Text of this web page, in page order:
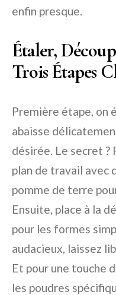
enfin presque.
Étaler,
Trois Étapes
Première étape, on
abaisse
désirée. Le secret ?
plan de travail avec
pomme de terre
Ensuite, place à la
pour les formes
audacieux, laissez
Et pour une touche
les poudres